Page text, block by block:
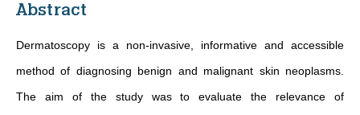
Abstract
Dermatoscopy is a non-invasive, informative and accessible
method of diagnosing benign and malignant skin neoplasms.
The aim of the study was to evaluate the relevance of